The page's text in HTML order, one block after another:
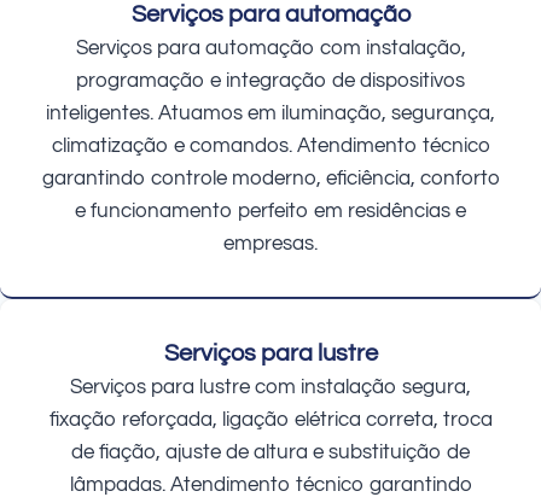
Serviços para automação
Serviços para automação com instalação,
programação e integração de dispositivos
inteligentes. Atuamos em iluminação, segurança,
climatização e comandos. Atendimento técnico
garantindo controle moderno, eficiência, conforto
e funcionamento perfeito em residências e
empresas.
Serviços para lustre
Serviços para lustre com instalação segura,
fixação reforçada, ligação elétrica correta, troca
de fiação, ajuste de altura e substituição de
lâmpadas. Atendimento técnico garantindo